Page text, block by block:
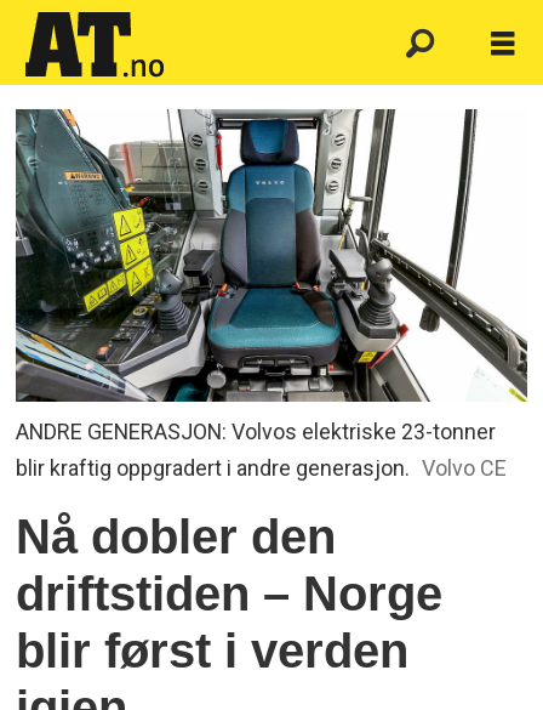
ANDRE GENERASJON: Volvos elektriske 23-tonner
blir kraftig oppgradert i andre generasjon. Volvo CE
Nå dobler den
driftstiden – Norge
blir først i verden